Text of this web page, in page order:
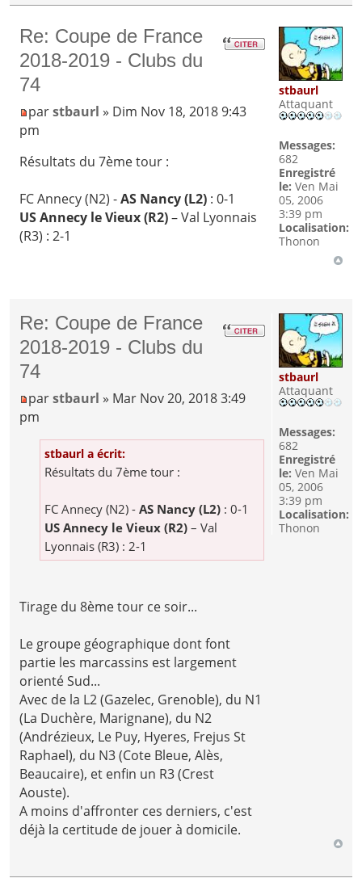
Re: Coupe de France
2018-2019 - Clubs du
74
parstbaurl » Dim Nov 18, 2018 9:43
pm
Résultats du 7ème tour :
FC Annecy (N2) -AS Nancy (L2) : 0-1
US Annecy le Vieux (R2)– Val Lyonnais
(R3) : 2-1
stbaurl
Attaquant
Messages:
682
Enregistré
le: Ven Mai
05, 2006
3:39 pm
Localisation:
Thonon
Re: Coupe de France
2018-2019 - Clubs du
74
parstbaurl » Mar Nov 20, 2018 3:49
pm
stbaurl a écrit:
Résultats du 7ème tour :
FC Annecy (N2) -AS Nancy (L2) : 0-1
US Annecy le Vieux (R2) – Val
Lyonnais (R3) : 2-1
Tirage du 8ème tour ce soir...
Le groupe géographique dont font
partie les marcassins est largement
orienté Sud...
Avec de la L2 (Gazelec, Grenoble), du N1
(La Duchère, Marignane), du N2
(Andrézieux, Le Puy, Hyeres, Frejus St
Raphael), du N3 (Cote Bleue, Alès,
Beaucaire), et enfin un R3 (Crest
Aouste).
A moins d'affronter ces derniers, c'est
déjà la certitude de jouer à domicile.
stbaurl
Attaquant
Messages:
682
Enregistré
le: Ven Mai
05, 2006
3:39 pm
Localisation:
Thonon